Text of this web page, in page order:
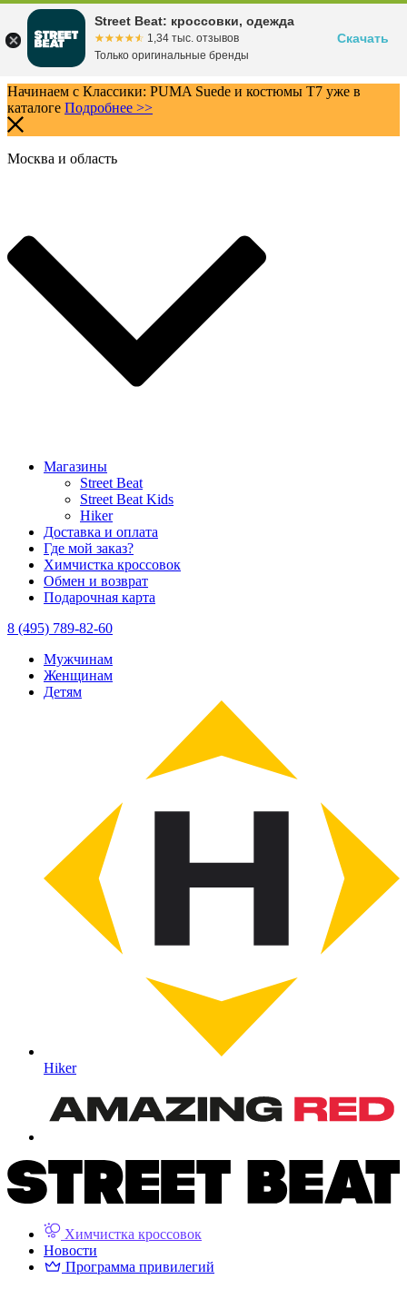
Начинаем с Классики: PUMA Suede и костюмы T7 уже в
каталоге Подробнее >>
Москва и область
Магазины
Street Beat
Street Beat Kids
Hiker
Доставка и оплата
Где мой заказ?
Химчистка кроссовок
Обмен и возврат
Подарочная карта
8 (495) 789-82-60
Мужчинам
Женщинам
Детям
Hiker
Химчистка кроссовок
Новости
Программа привилегий
Street Beat: кроссовки, одежда
☆☆☆☆☆
★★★★★ 1,34 тыс. отзывов
Только оригинальные бренды
Скачать